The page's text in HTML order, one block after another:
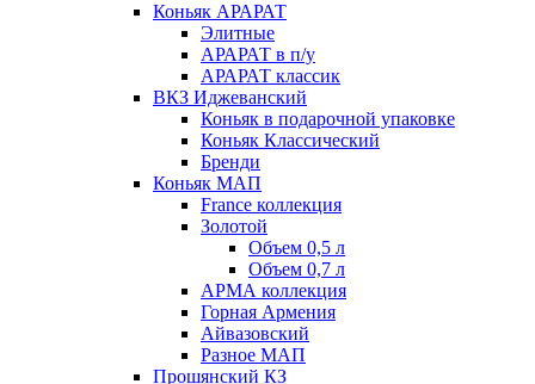
Коньяк АРАРАТ
Элитные
АРАРАТ в п/у
АРАРАТ классик
ВКЗ Иджеванский
Коньяк в подарочной упаковке
Коньяк Классический
Бренди
Коньяк МАП
France коллекция
Золотой
Объем 0,5 л
Объем 0,7 л
АРМА коллекция
Горная Армения
Айвазовский
Разное МАП
Прошянский КЗ